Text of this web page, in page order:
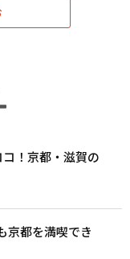
！京都・滋賀の
京都を満喫でき